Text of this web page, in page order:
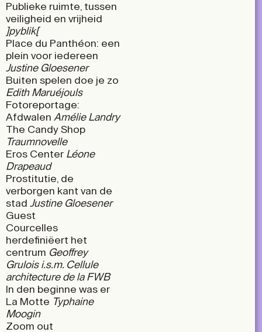
Publieke ruimte, tussen
veiligheid en vrijheid
]pyblik[
Place du Panthéon: een
plein voor iedereen
Justine Gloesener
Buiten spelen doe je zo
Edith Maruéjouls
Fotoreportage:
Afdwalen Amélie Landry
The Candy Shop
Traumnovelle
Eros Center Léone
Drapeaud
Prostitutie, de
verborgen kant van de
stad Justine Gloesener
Guest
Courcelles
herdefiniëert het
centrum Geoffrey
Grulois i.s.m. Cellule
architecture de la FWB
In den beginne was er
La Motte Typhaine
Moogin
Zoom out